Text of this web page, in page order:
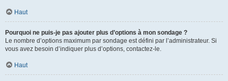
Haut
Pourquoi ne puis-je pas ajouter plus d’options à mon sondage ?
Le nombre d’options maximum par sondage est défini par l’administrateur. Si
vous avez besoin d’indiquer plus d’options, contactez-le.
Haut